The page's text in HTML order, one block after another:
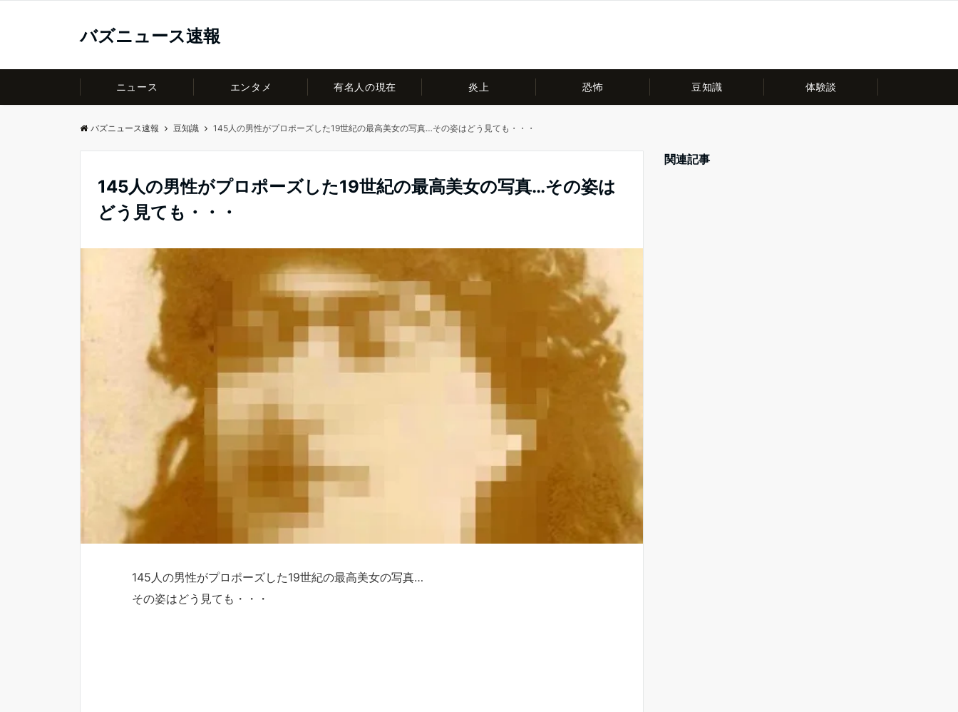
バズニュース速報
ニュース エンタメ 有名人の現在 炎上 恐怖 豆知識 体験談
バズニュース速報 豆知識 145人の男性がプロポーズした19世紀の最高美女の写真…その姿はどう見ても・・・
145人の男性がプロポーズした19世紀の最高美女の写真…その姿は
どう見ても・・・
145人の男性がプロポーズした19世紀の最高美女の写真…
その姿はどう見ても・・・
関連記事